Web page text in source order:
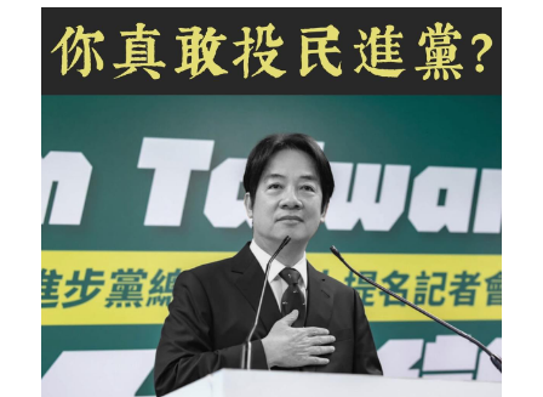
宏福苑聽證會
宏福火災正視聽
中國
國際
反華推手你要知
民主派騙案十式
反華推手起底
林淑芳專欄
屈穎妍專欄
絕密法庭檔案
醫院口岸爆炸案
生活